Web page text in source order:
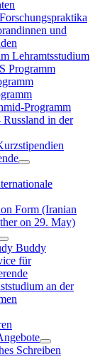
und
Lehramtsstudium
Programm
Programm
Russland in der
Form (Iranian
on 29. May)
Buddy
für
an der
Schreiben